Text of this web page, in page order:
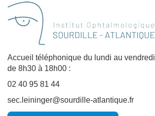
Accueil téléphonique du lundi au vendredi
de 8h30 à 18h00 :
02 40 95 81 44
sec.leininger@sourdille-atlantique.fr